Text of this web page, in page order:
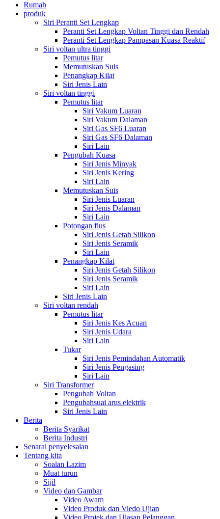
Rumah
produk
Siri Peranti Set Lengkap
Peranti Set Lengkap Voltan Tinggi dan Rendah
Peranti Set Lengkap Pampasan Kuasa Reaktif
Siri voltan ultra tinggi
Pemutus litar
Memutuskan Suis
Penangkap Kilat
Siri Jenis Lain
Siri voltan tinggi
Pemutus litar
Siri Vakum Luaran
Siri Vakum Dalaman
Siri Gas SF6 Luaran
Siri Gas SF6 Dalaman
Siri Lain
Pengubah Kuasa
Siri Jenis Minyak
Siri Jenis Kering
Siri Lain
Memutuskan Suis
Siri Jenis Luaran
Siri Jenis Dalaman
Siri Lain
Potongan fius
Siri Jenis Getah Silikon
Siri Jenis Seramik
Siri Lain
Penangkap Kilat
Siri Jenis Getah Silikon
Siri Jenis Seramik
Siri Lain
Siri Jenis Lain
Siri voltan rendah
Pemutus litar
Siri Jenis Kes Acuan
Siri Jenis Udara
Siri Lain
Tukar
Siri Jenis Pemindahan Automatik
Siri Jenis Pengasing
Siri Lain
Siri Transformer
Pengubah Voltan
Pengubahsuai arus elektrik
Siri Jenis Lain
Berita
Berita Syarikat
Berita Industri
Senarai penyelesaian
Tentang kita
Soalan Lazim
Muat turun
Sijil
Video dan Gambar
Video Awam
Video Produk dan Viedo Ujian
Video Projek dan Ulasan Pelanggan